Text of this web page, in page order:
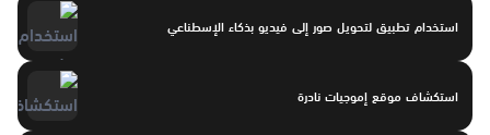
استخدام تطبيق لتحويل صور إلى فيديو بذكاء الإسطناعي
استكشاف موقع إموجيات نادرة